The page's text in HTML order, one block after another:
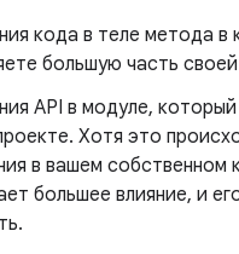
кода в теле метода в
большую часть
API в модуле,
Хотя это
в вашем собственном
большее влияние, и